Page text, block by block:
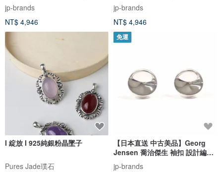
編號 107 銀 925 全新拋光
jp-brands
NT$ 4,946
設計款 59 號 925 銀
jp-brands
NT$ 4,946
I 綻放 I 925純銀粉晶墜子
Pures Jade璞石
免運
【日本直送 中古美品】Georg
Jensen 喬治傑生 袖扣 設計編號
74C 銀 925 經拋光處理
jp-brands